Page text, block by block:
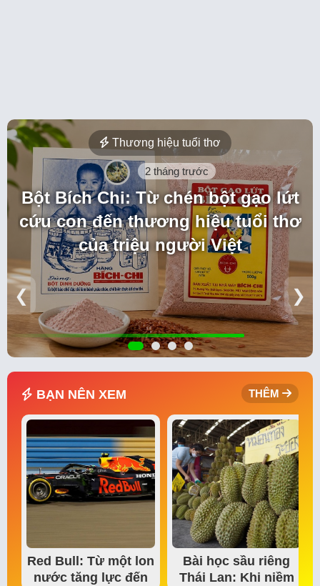
Thương hiệu tuổi thơ
2 tháng trước
Bột Bích Chi: Từ chén bột gạo lứt
cứu con đến thương hiệu tuổi thơ
của triệu người Việt
❮ ❯
BẠN NÊN XEM THÊM
Red Bull: Từ một lon
nước tăng lực đến
Bài học sầu riêng
Thái Lan: Khi niềm